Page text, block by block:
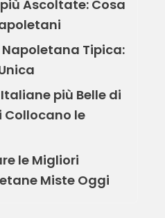
più Ascoltate: Cosa
Napoletana Tipica:
Italiane più Belle di
Collocano le
le Migliori
Miste Oggi